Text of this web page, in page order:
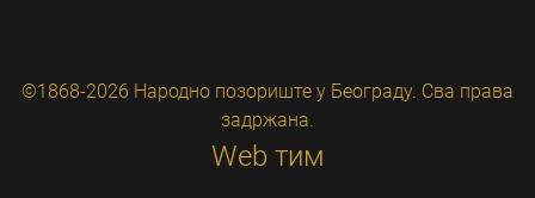
©1868-2026 Народно позориште у Београду. Сва права
задржана.
Web тим